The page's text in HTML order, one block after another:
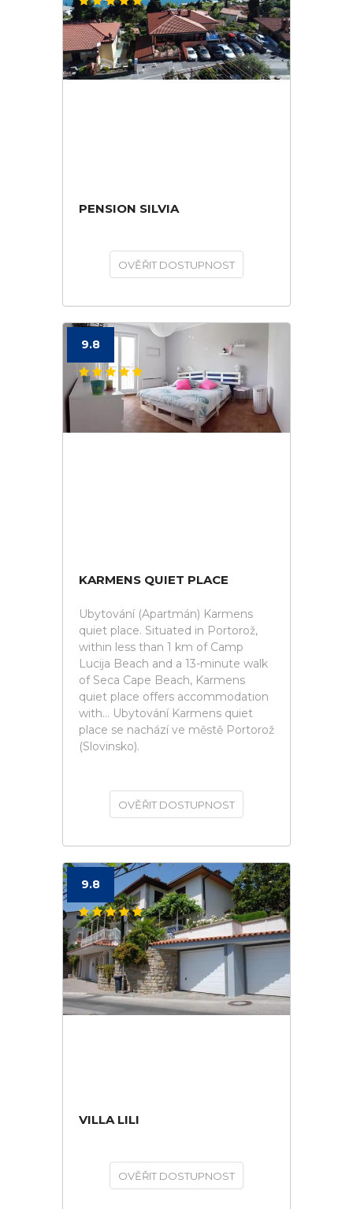
PENSION SILVIA
OVĚŘIT DOSTUPNOST
9.8
KARMENS QUIET PLACE
Ubytování (Apartmán) Karmens
quiet place. Situated in Portorož,
within less than 1 km of Camp
Lucija Beach and a 13-minute walk
of Seca Cape Beach, Karmens
quiet place offers accommodation
with... Ubytování Karmens quiet
place se nachází ve městě Portorož
(Slovinsko).
OVĚŘIT DOSTUPNOST
9.8
VILLA LILI
OVĚŘIT DOSTUPNOST